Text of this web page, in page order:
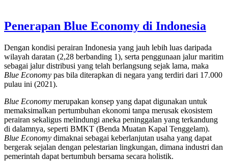
Penerapan Blue Economy di Indonesia
Dengan kondisi perairan Indonesia yang jauh lebih luas daripada
wilayah daratan (2,28 berbanding 1), serta penggunaan jalur maritim
sebagai jalur distribusi yang telah berlangsung sejak lama, maka
Blue Economy pas bila diterapkan di negara yang terdiri dari 17.000
pulau ini (2021).
Blue Economy merupakan konsep yang dapat digunakan untuk
memaksimalkan pertumbuhan ekonomi tanpa merusak ekosistem
perairan sekaligus melindungi aneka peninggalan yang terkandung
di dalamnya, seperti BMKT (Benda Muatan Kapal Tenggelam).
Blue Economy dimaknai sebagai keberlanjutan usaha yang dapat
bergerak sejalan dengan pelestarian lingkungan, dimana industri dan
pemerintah dapat bertumbuh bersama secara holistik.